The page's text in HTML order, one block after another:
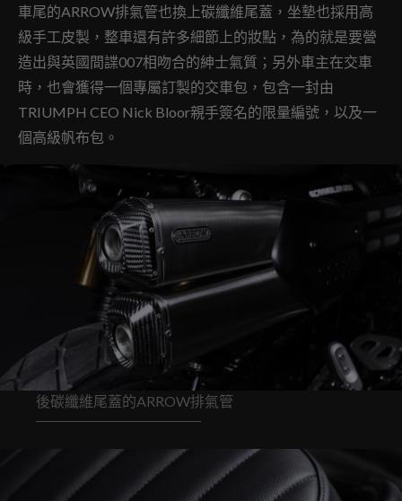
車尾的ARROW排氣管也換上碳纖維尾蓋，坐墊也採用高
級手工皮製，整車還有許多細節上的妝點，為的就是要營
造出與英國間諜007相吻合的紳士氣質；另外車主在交車
時，也會獲得一個專屬訂製的交車包，包含一封由
TRIUMPH CEO Nick Bloor親手簽名的限量編號，以及一
個高級帆布包。
後碳纖維尾蓋的ARROW排氣管